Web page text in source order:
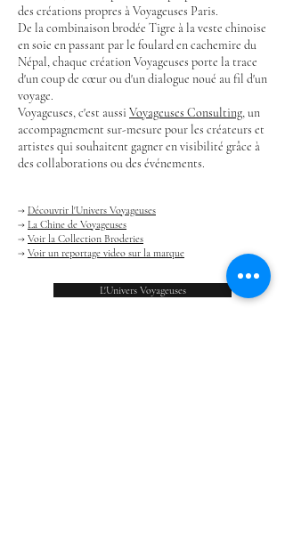
des créations propres à Voyageuses Paris.
De la combinaison brodée Tigre à la veste chinoise
en soie en passant par le foulard en cachemire du
Népal, chaque création Voyageuses porte la trace
d'un coup de cœur ou d'un dialogue noué au fil d'un
voyage.
Voyageuses, c'est aussi Voyageuses Consulting, un
accompagnement sur-mesure pour les créateurs et
artistes qui souhaitent gagner en visibilité grâce à
des collaborations ou des événements.
→ Découvrir l'Univers Voyageuses
→ La Chine de Voyageuses
→ Voir la Collection Broderies
→ Voir un reportage video sur la marque
L'Univers Voyageuses